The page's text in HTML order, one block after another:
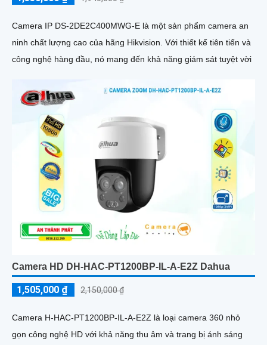
Camera IP DS-2DE2C400MWG-E là một sản phẩm camera an
ninh chất lượng cao của hãng Hikvision. Với thiết kế tiên tiến và
công nghệ hàng đầu, nó mang đến khả năng giám sát tuyệt vời
Camera HD DH-HAC-PT1200BP-IL-A-E2Z Dahua
1,505,000 ₫ 2,150,000 ₫
Camera H-HAC-PT1200BP-IL-A-E2Z là loại camera 360 nhỏ
gọn công nghệ HD với khả năng thu âm và trang bị ánh sáng